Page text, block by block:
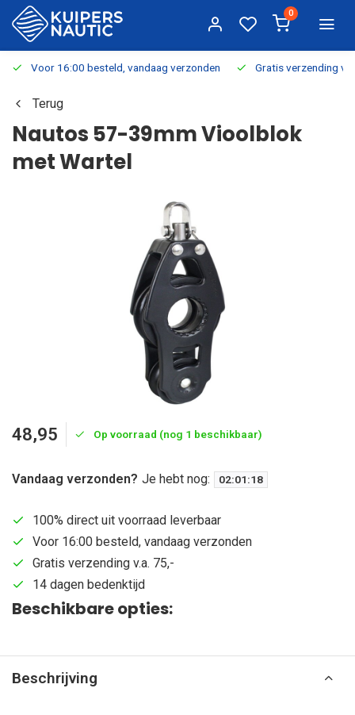
0
Voor 16:00 besteld, vandaag verzonden Gratis verzending
Terug
Nautos 57-39mm Vioolblok
met Wartel
48,95 Op voorraad (nog 1 beschikbaar)
Vandaag verzonden? Je hebt nog: 02:01:17
100% direct uit voorraad leverbaar
Voor 16:00 besteld, vandaag verzonden
Gratis verzending v.a. 75,-
14 dagen bedenktijd
Beschikbare opties:
Beschrijving